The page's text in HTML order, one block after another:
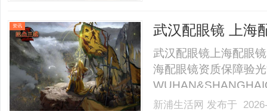
资讯 武汉配眼镜 上海
武汉配眼镜上海配眼
海配眼镜资质保障验
业验光配镜的写字楼
新浦生活网 发布于